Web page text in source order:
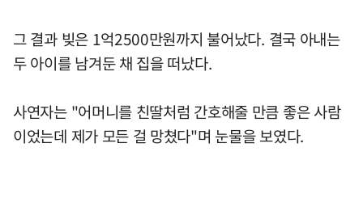
그 결과 빚은 1억2500만원까지 불어났다. 결국 아내는
두 아이를 남겨둔 채 집을 떠났다.
사연자는 "어머니를 친딸처럼 간호해줄 만큼 좋은 사람
이었는데 제가 모든 걸 망쳤다"며 눈물을 보였다.